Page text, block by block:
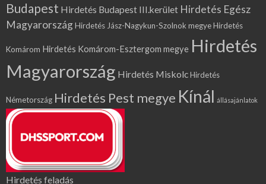
Budapest Hirdetés Budapest III.kerület Hirdetés Egész
MagyarországHirdetés Jász-Nagykun-Szolnok megyeHirdetés
Komárom Hirdetés Komárom-Esztergom megye Hirdetés
Magyarország Hirdetés MiskolcHirdetés
Németország Hirdetés Pest megye Kínál állásajánlatok
Hirdetés feladás